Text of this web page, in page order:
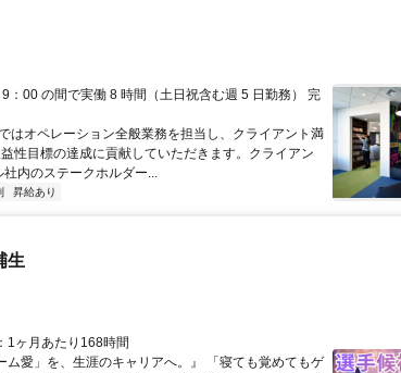
：00 の間で実働 8 時間（土日祝含む週 5 日勤務） 完
はオペレーション全般業務を担当し、クライアント満
性目標の達成に貢献していただきます。クライアン
社内のステークホルダー...
昇給あり
生
1ヶ月あたり168時間
ム愛」を、生涯のキャリアへ。』 「寝ても覚めてもゲ